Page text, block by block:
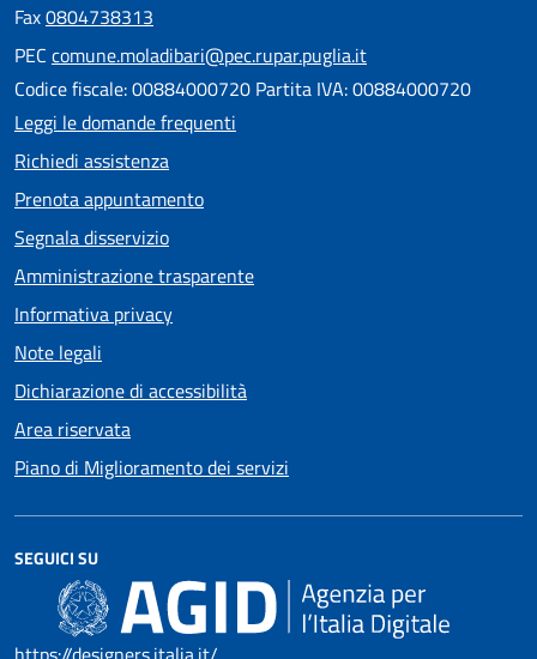
Fax0804738313
PEC comune.moladibari@pec.rupar.puglia.it
Codice fiscale: 00884000720 Partita IVA: 00884000720
Leggi le domande frequenti
Richiedi assistenza
Prenota appuntamento
Segnala disservizio
Amministrazione trasparente
Informativa privacy
Note legali
Dichiarazione di accessibilità
Area riservata
Piano di Miglioramento dei servizi
SEGUICI SU